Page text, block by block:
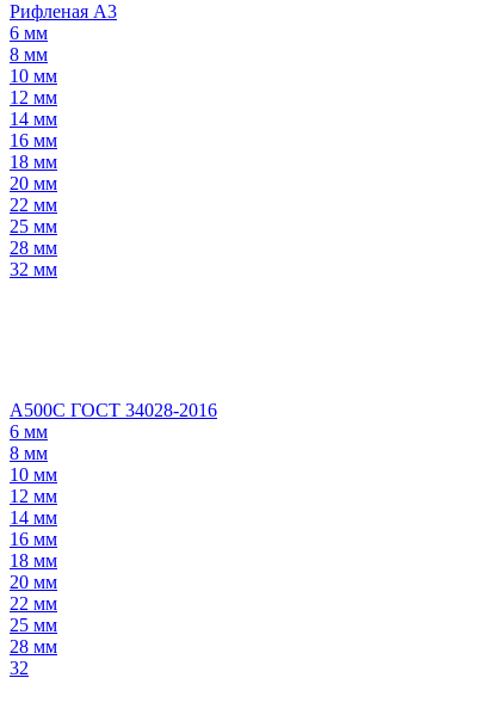
Рифленая А3
6 мм
8 мм
10 мм
12 мм
14 мм
16 мм
18 мм
20 мм
22 мм
25 мм
28 мм
32 мм
А500С ГОСТ 34028-2016
6 мм
8 мм
10 мм
12 мм
14 мм
16 мм
18 мм
20 мм
22 мм
25 мм
28 мм
32